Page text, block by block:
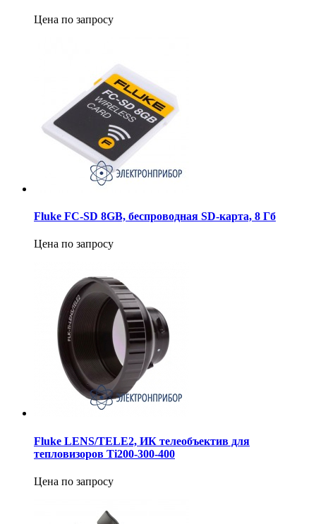
Цена по запросу
Fluke FC-SD 8GB, беспроводная SD-карта, 8 Гб
Цена по запросу
Fluke LENS/TELE2, ИК телеобъектив для
тепловизоров Ti200-300-400
Цена по запросу